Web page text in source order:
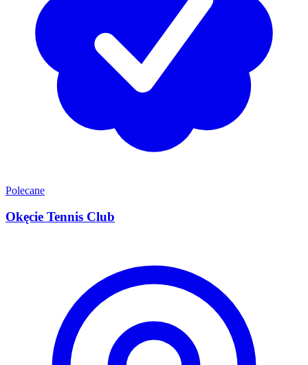
Polecane
Okęcie Tennis Club